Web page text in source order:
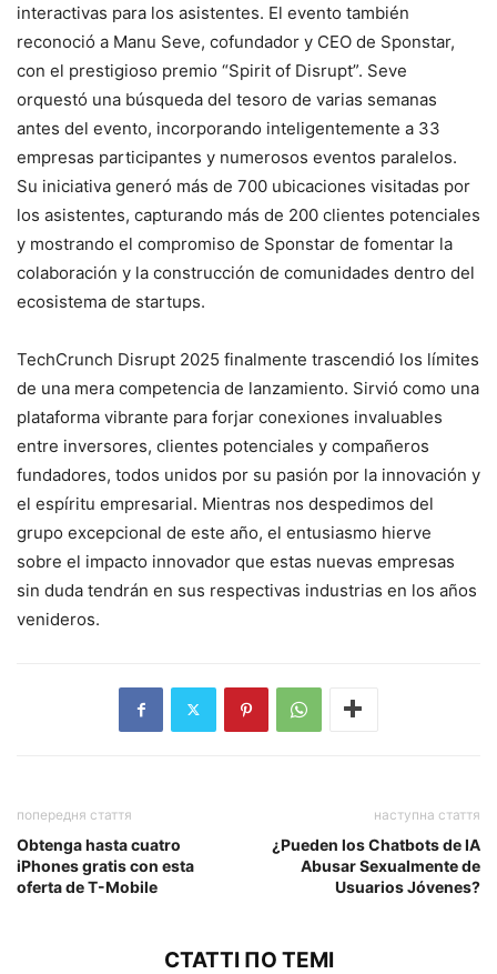
interactivas para los asistentes. El evento también
reconoció a Manu Seve, cofundador y CEO de Sponstar,
con el prestigioso premio “Spirit of Disrupt”. Seve
orquestó una búsqueda del tesoro de varias semanas
antes del evento, incorporando inteligentemente a 33
empresas participantes y numerosos eventos paralelos.
Su iniciativa generó más de 700 ubicaciones visitadas por
los asistentes, capturando más de 200 clientes potenciales
y mostrando el compromiso de Sponstar de fomentar la
colaboración y la construcción de comunidades dentro del
ecosistema de startups.
TechCrunch Disrupt 2025 finalmente trascendió los límites
de una mera competencia de lanzamiento. Sirvió como una
plataforma vibrante para forjar conexiones invaluables
entre inversores, clientes potenciales y compañeros
fundadores, todos unidos por su pasión por la innovación y
el espíritu empresarial. Mientras nos despedimos del
grupo excepcional de este año, el entusiasmo hierve
sobre el impacto innovador que estas nuevas empresas
sin duda tendrán en sus respectivas industrias en los años
venideros.
попередня стаття
Obtenga hasta cuatro
iPhones gratis con esta
oferta de T-Mobile
наступна стаття
¿Pueden los Chatbots de IA
Abusar Sexualmente de
Usuarios Jóvenes?
СТАТТІ ПО ТЕМІ